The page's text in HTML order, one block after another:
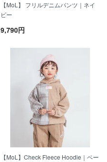
【MoL】 フリルデニムパンツ｜ネイ
ビー
9,790円
【MoL】Check Fleece Hoodie｜ベー